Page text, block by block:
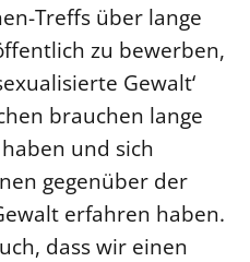
Treffs über lange
zu bewerben,
Gewalt‘
brauchen lange
und sich
gegenüber der
erfahren haben.
dass wir einen